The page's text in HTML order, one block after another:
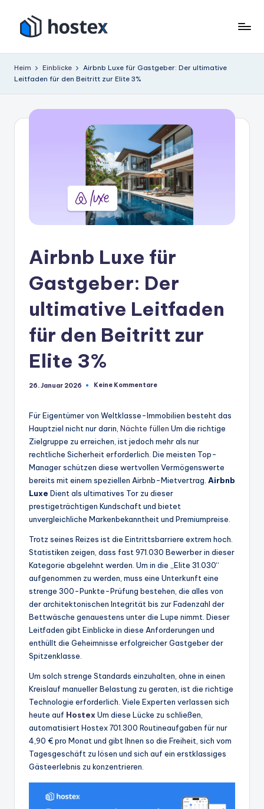
Inhalt
springen
o
s
Ihre
Heim Einblicke
Airbnb Luxe für Gastgeber: Der ultimative
Leitfaden für den Beitritt zur Elite 3%
Airbnb Luxe für
Gastgeber: Der
ultimative Leitfaden
für den Beitritt zur
Elite 3%
26. Januar 2026 Keine Kommentare
Für Eigentümer von Weltklasse-Immobilien besteht das
Hauptziel nicht nur darin, Nächte füllen Um die richtige
Zielgruppe zu erreichen, ist jedoch mehr als nur
rechtliche Sicherheit erforderlich. Die meisten Top-
Manager schützen diese wertvollen Vermögenswerte
bereits mit einem speziellen Airbnb-Mietvertrag. Airbnb
Luxe Dient als ultimatives Tor zu dieser
prestigeträchtigen Kundschaft und bietet
unvergleichliche Markenbekanntheit und Premiumpreise.
Trotz seines Reizes ist die Eintrittsbarriere extrem hoch.
Statistiken zeigen, dass fast 971.030 Bewerber in dieser
Kategorie abgelehnt werden. Um in die „Elite 31.030“
aufgenommen zu werden, muss eine Unterkunft eine
strenge 300-Punkte-Prüfung bestehen, die alles von
der architektonischen Integrität bis zur Fadenzahl der
Bettwäsche genauestens unter die Lupe nimmt. Dieser
Leitfaden gibt Einblicke in diese Anforderungen und
enthüllt die Geheimnisse erfolgreicher Gastgeber der
Spitzenklasse.
Um solch strenge Standards einzuhalten, ohne in einen
Kreislauf manueller Belastung zu geraten, ist die richtige
Technologie erforderlich. Viele Experten verlassen sich
heute auf Hostex Um diese Lücke zu schließen,
automatisiert Hostex 701.300 Routineaufgaben für nur
4,90 € pro Monat und gibt Ihnen so die Freiheit, sich vom
Tagesgeschäft zu lösen und sich auf ein erstklassiges
Gästeerlebnis zu konzentrieren.